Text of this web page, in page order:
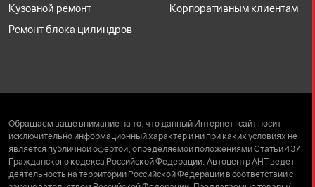
Кузовной ремонт
Ремонт блока цилиндров
Корпоративным клиентам
Обращаем ваше внимание на то, что данный Интернет-сайт носит
исключительно информационный характер и ни при каких условиях не
является публичной офертой, определяемой положениями Статьи 437
Гражданского кодекса Российской Федерации. Автоцентр АНТ ведет
деятельность на территории Российской Федерации в соответствии с